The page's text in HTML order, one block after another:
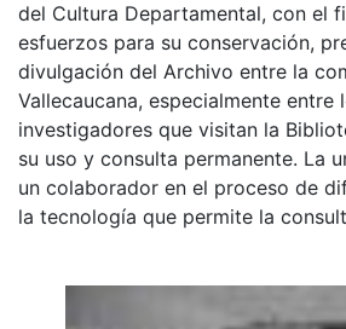
del Cultura Departamental, con el
esfuerzos para su conservación,
divulgación del Archivo entre la
Vallecaucana, especialmente entre
investigadores que visitan la
su uso y consulta permanente. La
un colaborador en el proceso de
la tecnología que permite la